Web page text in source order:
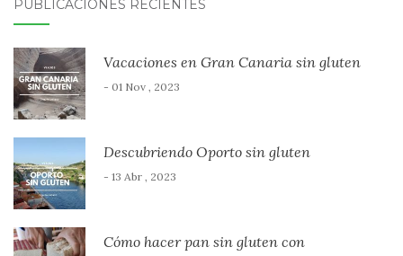
PUBLICACIONES RECIENTES
Vacaciones en Gran Canaria sin gluten
- 01 Nov , 2023
Descubriendo Oporto sin gluten
- 13 Abr , 2023
Cómo hacer pan sin gluten con